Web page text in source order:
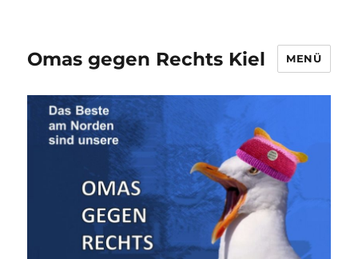
Omas gegen Rechts Kiel MENÜ